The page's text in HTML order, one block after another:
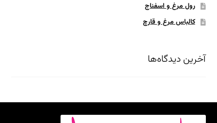
رول مرغ و اسفناج
کالباس مرغ و قارچ
آخرین دیدگاه‌ها